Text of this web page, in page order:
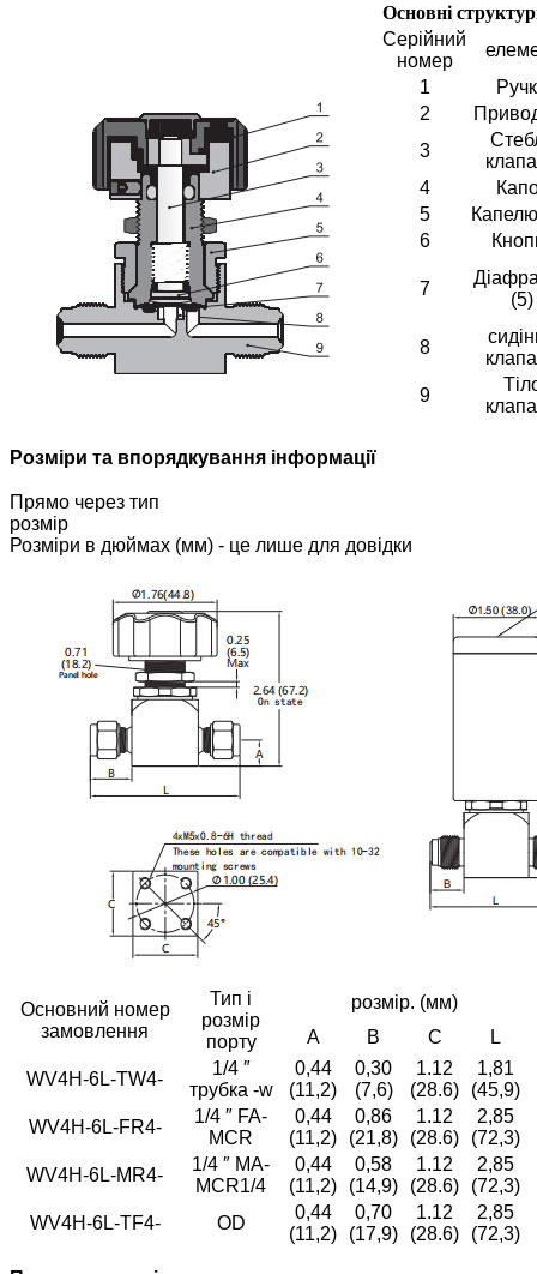
Основні
Серійний
номер
1
2
3
4
5
6
7
(5)
8
9
Розміри та впорядкування інформації
Прямо через тип
розмір
Розміри в дюймах (мм) - це лише для довідки
Основний номер
замовлення
Тип і
розмір
порту
розмір. (мм)
A
B C L
WV4H-6L-TW4-
1/4 ″
трубка -w
0,44
(11,2)
0,30
(7,6)
1.12
(28.6)
1,81
(45,9)
WV4H-6L-FR4-
1/4 ″ FA-
MCR
0,44
(11,2)
0,86
(21,8)
1.12
(28.6)
2,85
(72,3)
WV4H-6L-MR4-
1/4 ″ MA-
MCR1/4
0,44
(11,2)
0,58
(14,9)
1.12
(28.6)
2,85
(72,3)
WV4H-6L-TF4-
OD
0,44
(11,2)
0,70
(17,9)
1.12
(28.6)
2,85
(72,3)